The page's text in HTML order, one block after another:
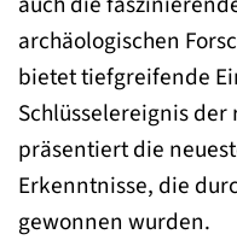
archäologischen
bietet tiefgreifende
Schlüsselereignis der
präsentiert die
Erkenntnisse, die
gewonnen wurden.